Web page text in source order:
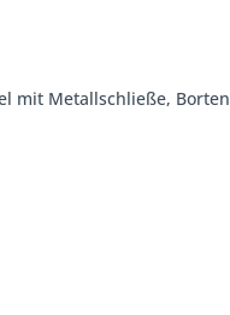
mit Metallschließe, Borten